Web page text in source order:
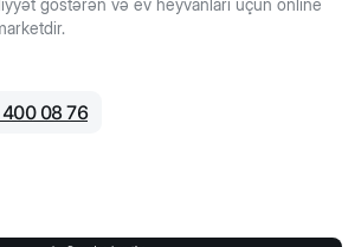
göstərən və ev heyvanları üçün online
08 76